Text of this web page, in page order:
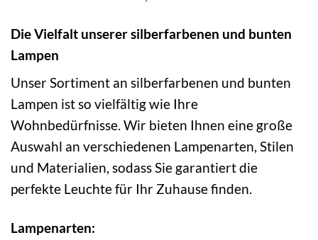
Die Vielfalt unserer silberfarbenen und bunten
Lampen
Unser Sortiment an silberfarbenen und bunten
Lampen ist so vielfältig wie Ihre
Wohnbedürfnisse. Wir bieten Ihnen eine große
Auswahl an verschiedenen Lampenarten, Stilen
und Materialien, sodass Sie garantiert die
perfekte Leuchte für Ihr Zuhause finden.
Lampenarten: